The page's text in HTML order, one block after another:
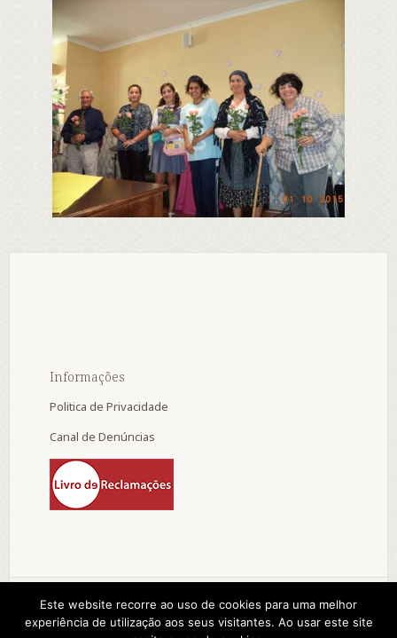
Informações
Politica de Privacidade
Canal de Denúncias
© 2015 A. D. Progresso e Vida da Tocha. by:
Este website recorre ao uso de cookies para uma melhor
experiência de utilização aos seus visitantes. Ao usar este site